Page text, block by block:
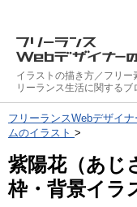
イラストの描き方／フリ
リーランス生活に関するブ
フリーランスWebデザイ
ムのイラスト >
紫陽花（あじ
枠・背景イラ